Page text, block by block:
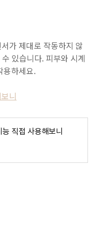
가 제대로 작동하지 않
있습니다. 피부와 시계
용하세요.
니
직접 사용해보니